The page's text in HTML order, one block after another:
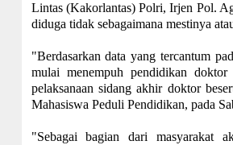
Lintas (Kakorlantas) Polri, Irjen Pol.
diduga tidak sebagaimana mestinya
"Berdasarkan data yang tercantum
mulai menempuh pendidikan
pelaksanaan sidang akhir doktor
Mahasiswa Peduli Pendidikan, pada
"Sebagai bagian dari masyarakat